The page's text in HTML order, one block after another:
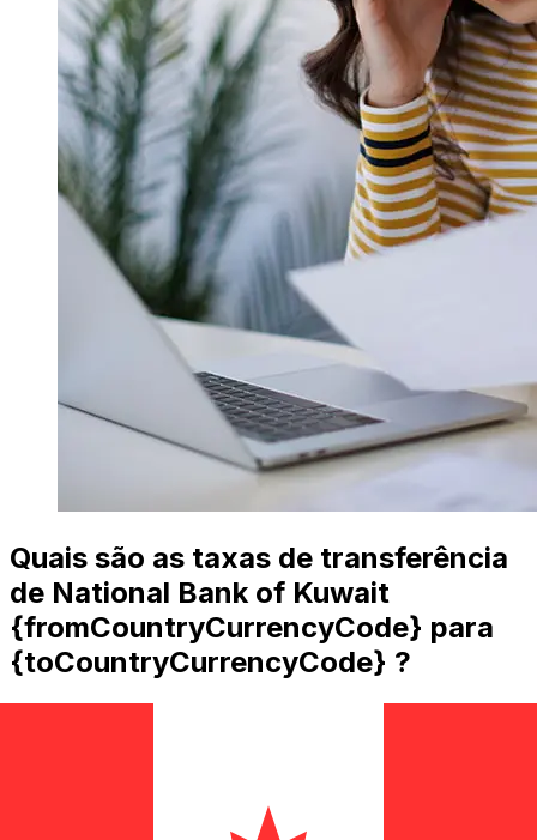
Quais são as taxas de transferência
de National Bank of Kuwait
{fromCountryCurrencyCode} para
{toCountryCurrencyCode} ?
menores e melhores taxas de câmbio. Verifique a tabela
de comparação para comparar as taxas National Bank